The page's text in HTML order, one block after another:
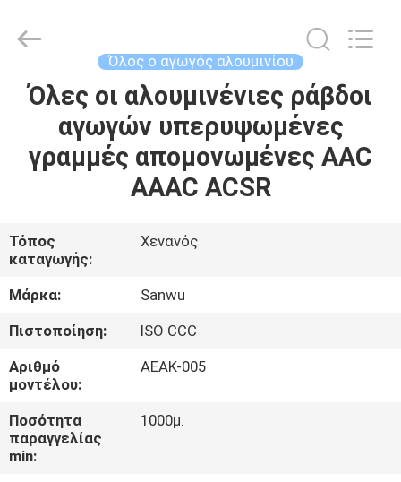
ΣΠΊΤΙ
ΠΡΟΪΌΝΤΑ
ΕΜΕΊΣ
ΓΎΡΟΣ
ΕΡΓΟΣΤΑΣΊΩΝ
ΠΟΙΟΤΙΚΌΣ
ΈΛΕΓΧΟΣ
Reserved.
Όλος ο αγωγός αλουμινίου
Όλες οι αλουμινένιες ράβδοι
αγωγών υπερυψωμένες
γραμμές απομονωμένες AAC
AAAC ACSR
Τόπος
καταγωγής:
Χενανός
Μάρκα:
Sanwu
Πιστοποίηση:
ISO CCC
Αριθμό
μοντέλου:
ΑΕΑΚ-005
Ποσότητα
παραγγελίας
min:
1000μ.